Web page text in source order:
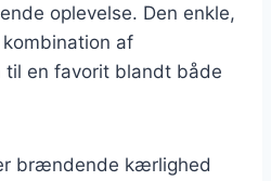
oplevelse. Den enkle,
af
til en favorit blandt både
brændende kærlighed